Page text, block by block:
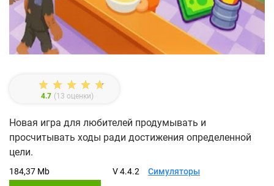
4.7 (13 оценки)
Новая игра для любителей продумывать и
просчитывать ходы ради достижения определенной
цели.
184,37 Mb V 4.4.2 Симуляторы